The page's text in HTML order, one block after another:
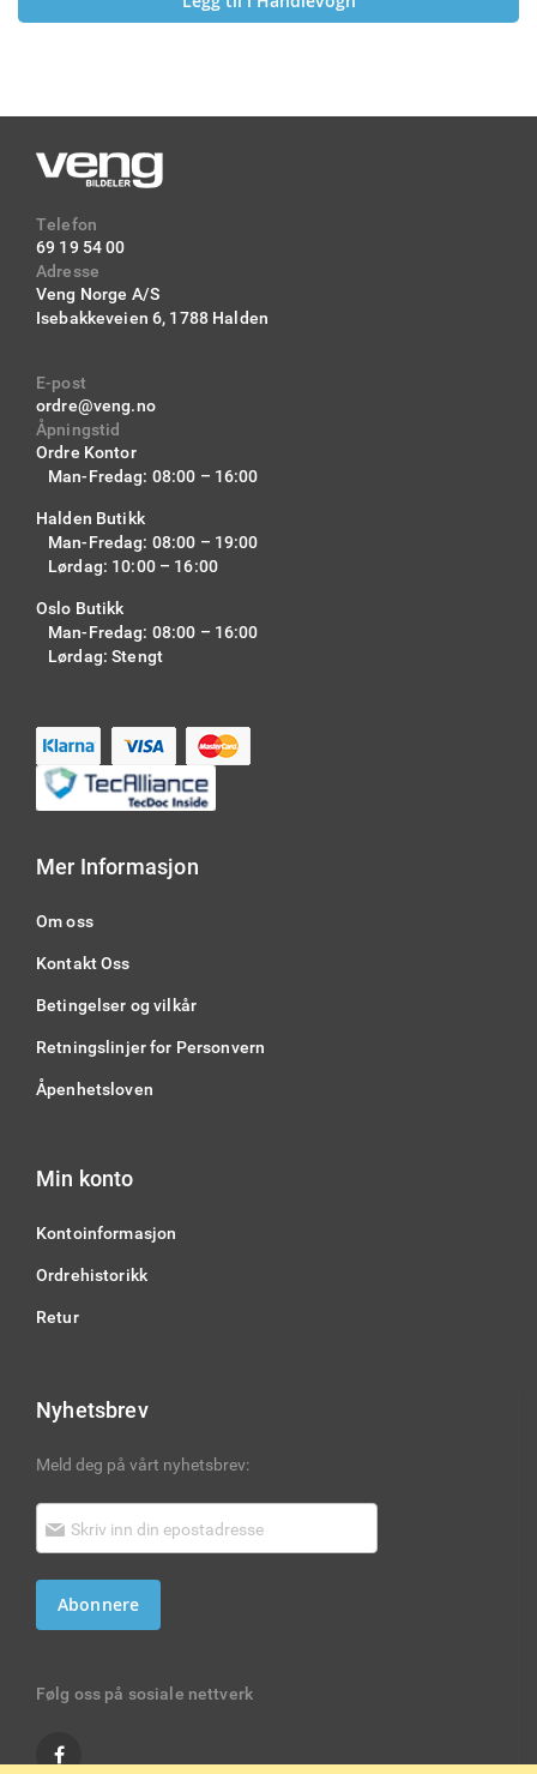
Telefon
69 19 54 00
Adresse
Veng Norge A/S
Isebakkeveien 6, 1788 Halden
E-post
ordre@veng.no
Åpningstid
Ordre Kontor
Man-Fredag: 08:00 – 16:00
Halden Butikk
Man-Fredag: 08:00 – 19:00
Lørdag: 10:00 – 16:00
Oslo Butikk
Man-Fredag: 08:00 – 16:00
Lørdag: Stengt
Mer Informasjon
Om oss
Kontakt Oss
Betingelser og vilkår
Retningslinjer for Personvern
Åpenhetsloven
Min konto
Kontoinformasjon
Ordrehistorikk
Retur
Nyhetsbrev
Meld deg på vårt nyhetsbrev:
Abonnere
Følg oss på sosiale nettverk